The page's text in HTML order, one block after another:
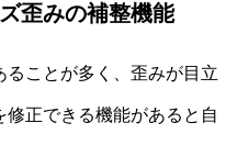
歪みの補整機能
ることが多く、歪みが目立
正できる機能があると自